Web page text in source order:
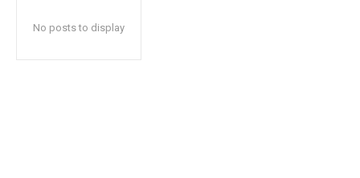
No posts to display